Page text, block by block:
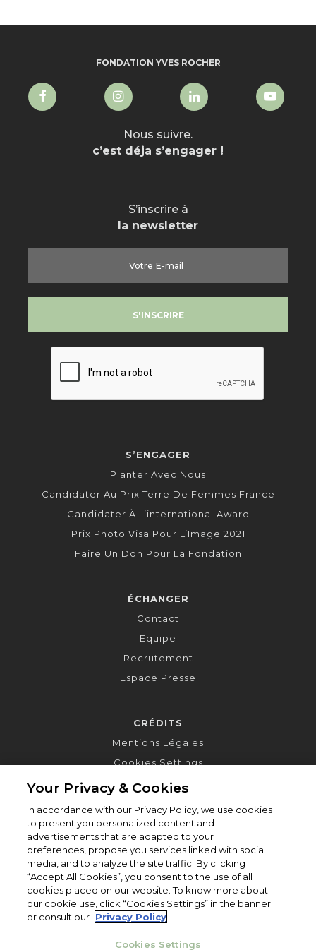
FONDATION YVES ROCHER
Nous suivre.
c’est déja s’engager !
S’inscrire à
la newsletter
S’ENGAGER
Planter Avec Nous
Candidater Au Prix Terre De Femmes France
Candidater À L’international Award
Prix Photo Visa Pour L’Image 2021
Faire Un Don Pour La Fondation
ÉCHANGER
Contact
Equipe
Recrutement
Espace Presse
CRÉDITS
Mentions Légales
Cookies Settings
Your Privacy & Cookies
In accordance with our Privacy Policy, we use cookies
to present you personalized content and
advertisements that are adapted to your
preferences, propose you services linked with social
media, and to analyze the site traffic. By clicking
“Accept All Cookies”, you consent to the use of all
cookies placed on our website. To know more about
our cookie use, click “Cookies Settings” in the banner
or consult our Privacy Policy
Cookies Settings